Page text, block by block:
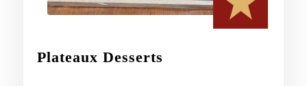
Plateaux Desserts